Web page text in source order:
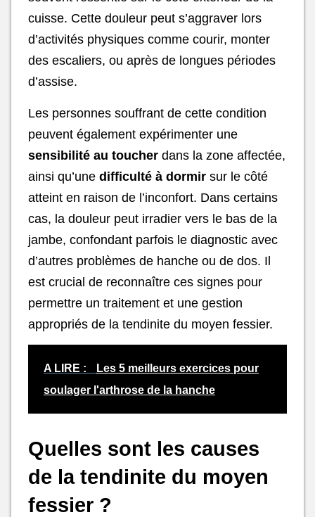
cuisse. Cette douleur peut s’aggraver lors
d’activités physiques comme courir, monter
des escaliers, ou après de longues périodes
d’assise.
Les personnes souffrant de cette condition
peuvent également expérimenter une
sensibilité au toucher dans la zone affectée,
ainsi qu’une difficulté à dormir sur le côté
atteint en raison de l’inconfort. Dans certains
cas, la douleur peut irradier vers le bas de la
jambe, confondant parfois le diagnostic avec
d’autres problèmes de hanche ou de dos. Il
est crucial de reconnaître ces signes pour
permettre un traitement et une gestion
appropriés de la tendinite du moyen fessier.
A LIRE :
Les 5 meilleurs exercices pour
soulager l'arthrose de la hanche
Quelles sont les causes
de la tendinite du moyen
fessier ?